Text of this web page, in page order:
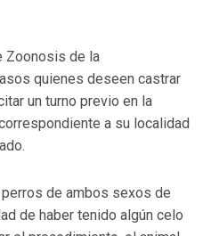
Zoonosis de la
quienes deseen castrar
un turno previo en la
a su localidad
de ambos sexos de
de haber tenido algún celo